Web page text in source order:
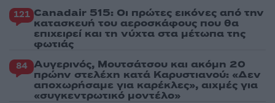
121 Canadair 515: Οι πρώτες εικόνες από την
κατασκευή του αεροσκάφους που θα
επιχειρεί και τη νύχτα στα μέτωπα της
φωτιάς
84 Αυγερινός, Μουτσάτσου και ακόμη 20
πρώην στελέχη κατά Καρυστιανού: «Δεν
αποχωρήσαμε για καρέκλες», αιχμές για
«συγκεντρωτικό μοντέλο»